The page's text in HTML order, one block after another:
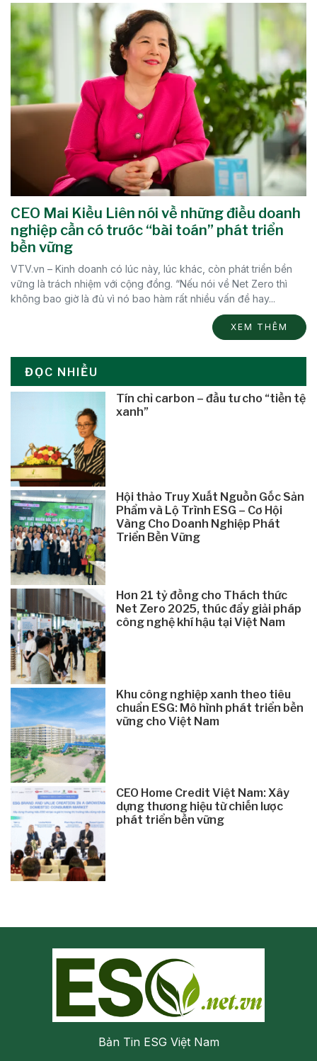
CEO Mai Kiều Liên nói về những điều doanh
nghiệp cần có trước “bài toán” phát triển
bền vững
VTV.vn – Kinh doanh có lúc này, lúc khác, còn phát triển bền
vững là trách nhiệm với cộng đồng. “Nếu nói về Net Zero thì
không bao giờ là đủ vì nó bao hàm rất nhiều vấn đề hay...
XEM THÊM
ĐỌC NHIỀU
Tín chỉ carbon – đầu tư cho “tiền tệ
xanh”
Hội thảo Truy Xuất Nguồn Gốc Sản
Phẩm và Lộ Trình ESG – Cơ Hội
Vàng Cho Doanh Nghiệp Phát
Triển Bền Vững
Hơn 21 tỷ đồng cho Thách thức
Net Zero 2025, thúc đẩy giải pháp
công nghệ khí hậu tại Việt Nam
Khu công nghiệp xanh theo tiêu
chuẩn ESG: Mô hình phát triển bền
vững cho Việt Nam
CEO Home Credit Việt Nam: Xây
dựng thương hiệu từ chiến lược
phát triển bền vững
Bản Tin ESG Việt Nam